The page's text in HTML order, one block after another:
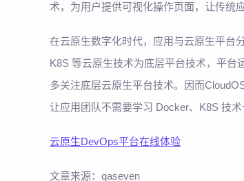
术，为用户提供可视化操作页面，让传统
在云原生数字化时代，应用与云原生平台
K8S 等云原生技术为底层平台技术，平
多关注底层云原生平台技术。因而
让应用团队不需要学习 Docker、K8S 技术
云原生DevOps平台在线体验
文章来源：qaseven